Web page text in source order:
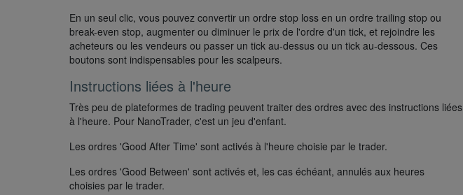
En un seul clic, vous pouvez convertir un ordre stop loss en un ordre trailing stop ou
break-even stop, augmenter ou diminuer le prix de l'ordre d'un tick, et rejoindre les
acheteurs ou les vendeurs ou passer un tick au-dessus ou un tick au-dessous. Ces
boutons sont indispensables pour les scalpeurs.
Instructions liées à l'heure
Très peu de plateformes de trading peuvent traiter des ordres avec des instructions liées
à l'heure. Pour NanoTrader, c'est un jeu d'enfant.
Les ordres 'Good After Time' sont activés à l'heure choisie par le trader.
Les ordres 'Good Between' sont activés et, les cas échéant, annulés aux heures
choisies par le trader.